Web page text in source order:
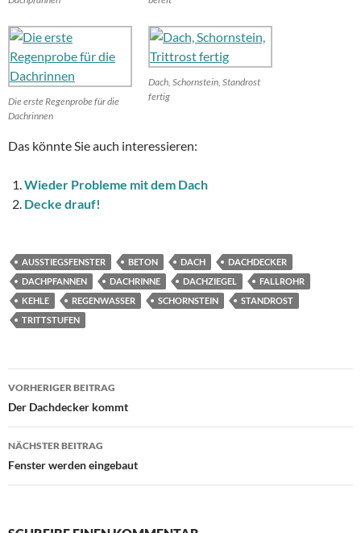
Die erste Regenprobe für die
Dachrinnen
Dach, Schornstein, Standrost
fertig
Das könnte Sie auch interessieren:
Wieder Probleme mit dem Dach
Decke drauf!
AUSSTIEGSFENSTER BETON DACH
DACHDECKER
DACHPFANNEN
DACHRINNE DACHZIEGEL
FALLROHR
KEHLE
REGENWASSER SCHORNSTEIN
STANDROST
TRITTSTUFEN
Beitragsnavigation
VORHERIGER BEITRAG
Der Dachdecker kommt
NÄCHSTER BEITRAG
Fenster werden eingebaut